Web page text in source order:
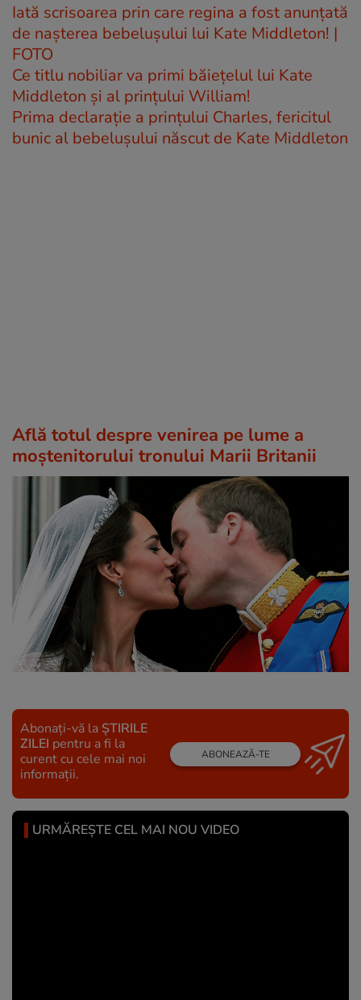
Iată scrisoarea prin care regina a fost anunţată
de naşterea bebeluşului lui Kate Middleton! |
FOTO
Ce titlu nobiliar va primi băieţelul lui Kate
Middleton şi al prinţului William!
Prima declarație a prințului Charles, fericitul
bunic al bebelușului născut de Kate Middleton
Află totul despre venirea pe lume a
moștenitorului tronului Marii Britanii
Abonați-vă la ȘTIRILE
ZILEI pentru a fi la
curent cu cele mai noi
informații.
ABONEAZĂ-TE
URMĂREȘTE CEL MAI NOU VIDEO